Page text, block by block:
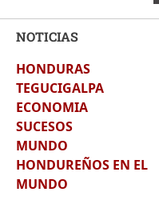
NOTICIAS
HONDURAS
TEGUCIGALPA
ECONOMIA
SUCESOS
MUNDO
HONDUREÑOS EN EL
MUNDO